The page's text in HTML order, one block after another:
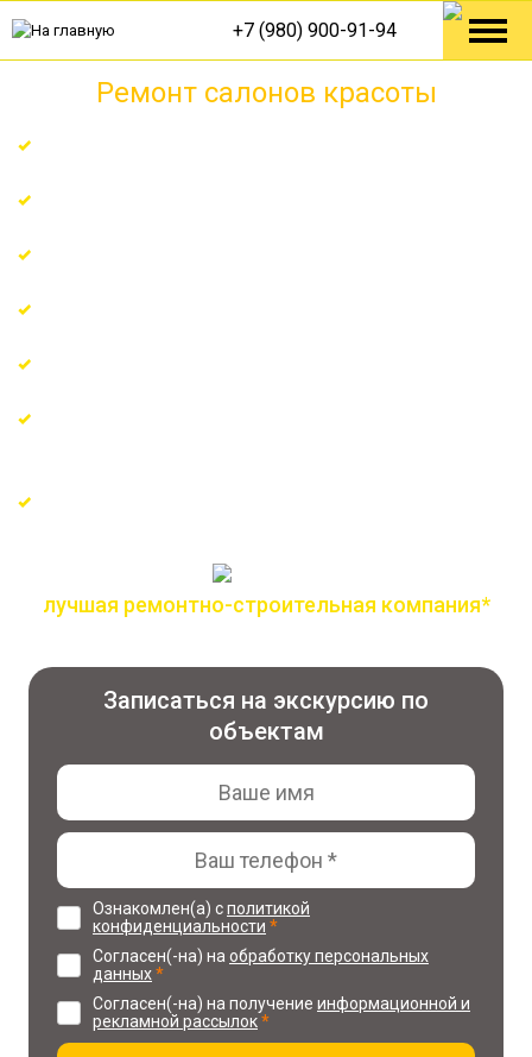
+7 (980) 900-91-94
Ремонт салонов красоты
лучшая ремонтно-строительная компания*
Записаться на экскурсию по
объектам
Ознакомлен(а) сполитикой
конфиденциальности *
Согласен(-на) на обработку персональных
данных*
Согласен(-на) на получение информационной и
рекламной рассылок*